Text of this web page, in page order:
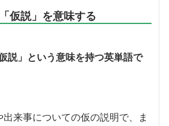
仮説」を意味する
説」という意味を持つ英単語で
来事についての仮の説明で、ま